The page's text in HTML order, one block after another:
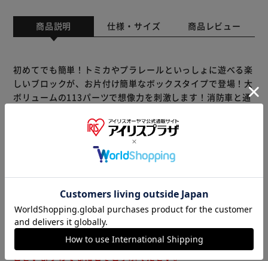
商品説明 仕様・サイズ 商品レビュー
初めてでも簡単！トミカやプラレールといっしょに遊べる楽
しいブロックが、お片付け簡単なボックスタイプで登場！大
ボリュームの113パーツで想像力を刺激します！消防車と通
※製品は予告なく仕様を変更する場合がございます。あらか
じめご了承ください。
（ご注意）
数量限定商品はご注文が完了しても完売になる場合がござい
ます。ご注文をいただいた後にお断りさせていただく場合が
ございますのでなにとぞご了承ください。